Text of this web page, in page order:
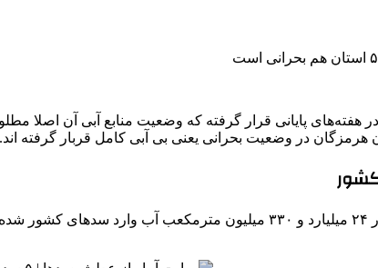
هفته‌های پایانی قرار گرفته که وضعیت منابع آبی آن
در وضعیت بحرانی یعنی بی آبی کامل قربار گرفته اند.